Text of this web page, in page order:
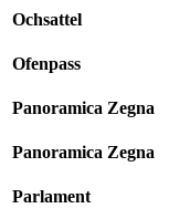
Ochsattel
Ofenpass
Panoramica Zegna
Panoramica Zegna
Parlament